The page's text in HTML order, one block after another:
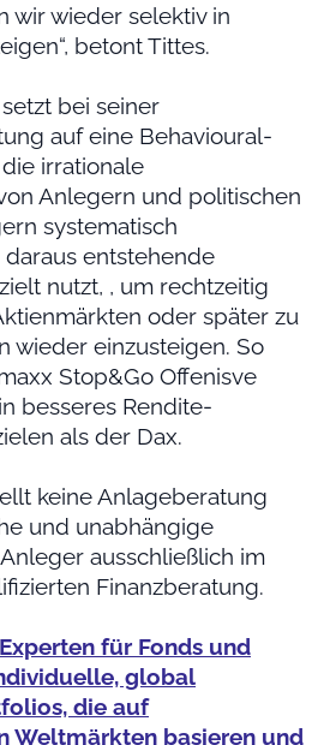
wir wieder selektiv in
betont Tittes.
bei seiner
auf eine Behavioural-
irrationale
Anlegern und politischen
systematisch
entstehende
nutzt, , um rechtzeitig
oder später zu
wieder einzusteigen. So
Stop&Go Offenisve
besseres Rendite-
als der Dax.
keine Anlageberatung
und unabhängige
ausschließlich im
Finanzberatung.
für Fonds und
global
die auf
Weltmärkten basieren und